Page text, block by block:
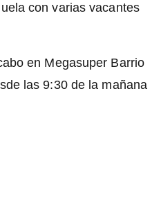
con varias vacantes
en Megasuper Barrio
las 9:30 de la mañana